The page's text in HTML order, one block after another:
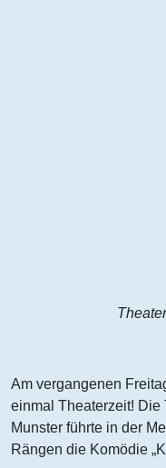
Am vergangenen
einmal Theaterzeit! Die
Munster führte in der
Rängen die Komödie